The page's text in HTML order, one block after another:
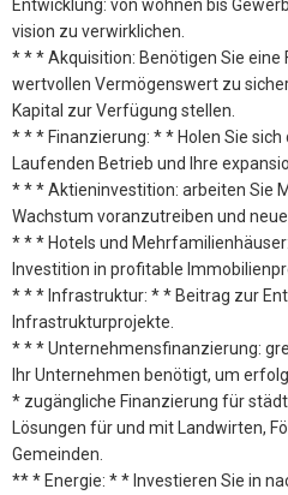
Entwicklung: von wohnen bis
vision zu verwirklichen.
* * * Akquisition: Benötigen Sie eine
wertvollen Vermögenswert zu
Kapital zur Verfügung stellen.
* * * Finanzierung: * * Holen Sie
Laufenden Betrieb und Ihre
* * * Aktieninvestition: arbeiten Sie
Wachstum voranzutreiben und
* * * Hotels und
Investition in profitable
* * * Infrastruktur: * * Beitrag zur
Infrastrukturprojekte.
* * * Unternehmensfinanzierung:
Ihr Unternehmen benötigt, um
* zugängliche Finanzierung für
Lösungen für und mit Landwirten,
Gemeinden.
** * Energie: * * Investieren Sie in